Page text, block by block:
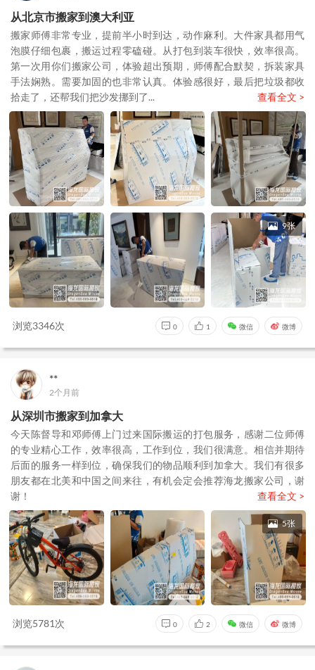
从北京市搬家到澳大利亚
搬家师傅非常专业，提前半小时到达，动作麻利。大件家具都用气
泡膜仔细包裹，搬运过程零磕碰。从打包到装车很快，效率很高。
第一次用你们搬家公司，体验超出预期，师傅配合默契，拆装家具
手法娴熟。需要加固的也非常认真。体验感很好，最后把垃圾都收
拾走了，还帮我们把沙发挪到了...
查看全文 >
9张
浏览3346次 0 1 微信 微博
**
2个月前
从深圳市搬家到加拿大
今天陈督导和邓师傅上门过来国际搬运的打包服务，感谢二位师傅
的专业精心工作，效率很高，工作到位，我们很满意。相信并期待
后面的服务一样到位，确保我们的物品顺利到加拿大。我们有很多
朋友都在北美和中国之间来往，有机会定会推荐海龙搬家公司，谢
谢！
查看全文 >
5张
浏览5781次 0 2 微信 微博